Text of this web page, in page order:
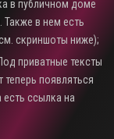
в публичном доме
Также в нем есть
скриншоты ниже);
приватные тексты
появляться
ссылка на